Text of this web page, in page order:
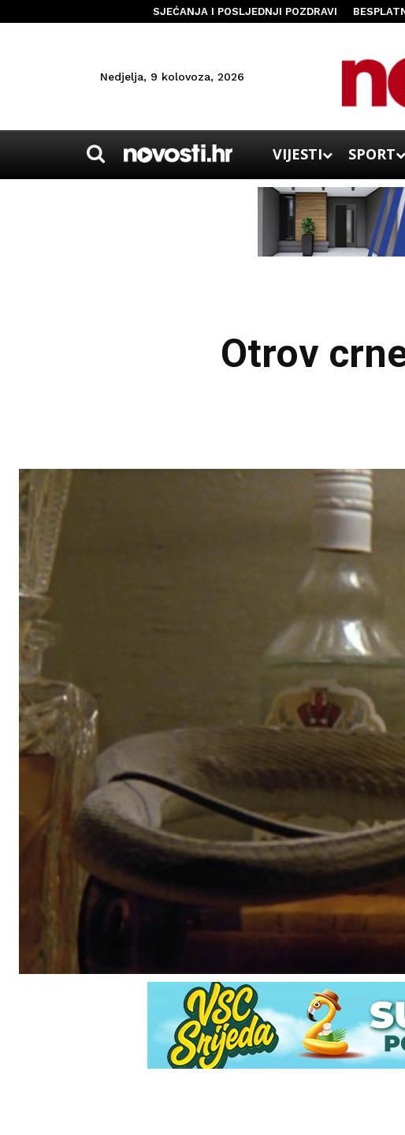
SJEĆANJA I POSLJEDNJI POZDRAVI
Nedjelja, 9 kolovoza, 2026
VIJESTI SPORT
Otrov